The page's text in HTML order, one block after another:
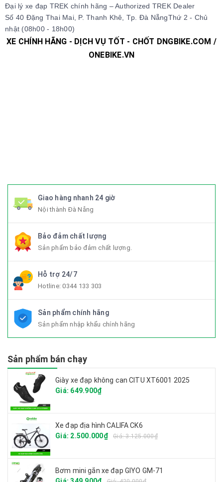
Đại lý xe đạp TREK chính hãng – Authorized TREK Dealer
Số 40 Đặng Thai Mai, P. Thanh Khê, Tp. Đà NẵngThứ 2 - Chủ
nhật (08h00 - 18h00)
XE CHÍNH HÃNG - DỊCH VỤ TỐT - CHỐT DNGBIKE.COM /
ONEBIKE.VN
Giao hàng nhanh 24 giờ
Nội thành Đà Nẵng
Bảo đảm chất lượng
Sản phẩm bảo đảm chất lượng.
Hỗ trợ 24/7
Hotline:0344 133 303
Sản phẩm chính hãng
Sản phẩm nhập khẩu chính hãng
Sản phẩm bán chạy
Giày xe đạp không can CITU XT6001 2025
Giá: 649.900₫
Xe đạp địa hình CALIFA CK6
Giá: 2.500.000₫
Giá: 3.125.000₫
Bơm mini gắn xe đạp GIYO GM-71